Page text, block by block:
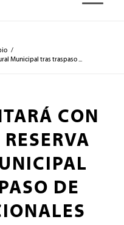
/
Municipal tras traspaso ...
CON
DE